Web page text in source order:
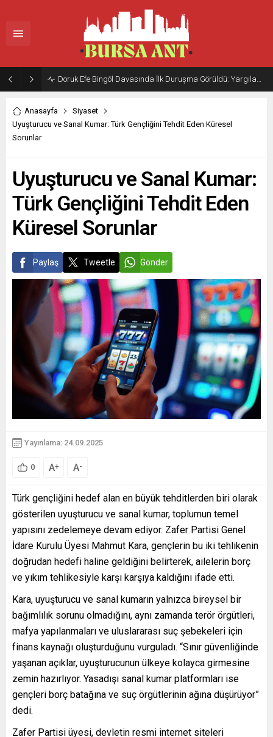
Doruk Efe Bingöl Davasında İlk Duruşma Görüldü: Yargılama 20 Ekim 2026’ya Ertelendi
Anasayfa
Siyaset
Uyuşturucu ve Sanal Kumar: Türk Gençliğini Tehdit Eden Küresel
Sorunlar
Uyuşturucu ve Sanal Kumar:
Türk Gençliğini Tehdit Eden
Küresel Sorunlar
Paylaş Tweetle Gönder
Yayınlama: 24.09.2025
0 A+ A-
Türk gençliğini hedef alan en büyük tehditlerden biri olarak
gösterilen uyuşturucu ve sanal kumar, toplumun temel
yapısını zedelemeye devam ediyor. Zafer Partisi Genel
İdare Kurulu Üyesi Mahmut Kara, gençlerin bu iki tehlikenin
doğrudan hedefi haline geldiğini belirterek, ailelerin borç
ve yıkım tehlikesiyle karşı karşıya kaldığını ifade etti.
Kara, uyuşturucu ve sanal kumarın yalnızca bireysel bir
bağımlılık sorunu olmadığını, aynı zamanda terör örgütleri,
mafya yapılanmaları ve uluslararası suç şebekeleri için
finans kaynağı oluşturduğunu vurguladı. “Sınır güvenliğinde
yaşanan açıklar, uyuşturucunun ülkeye kolayca girmesine
zemin hazırlıyor. Yasadışı sanal kumar platformları ise
gençleri borç batağına ve suç örgütlerinin ağına düşürüyor”
dedi.
Zafer Partisi üyesi, devletin resmi internet siteleri